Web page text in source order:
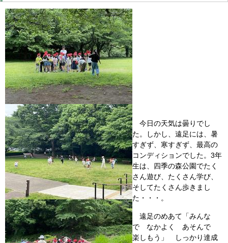
今日の天気は曇りでし
た。しかし、遠足には、暑
すぎず、寒すぎず、最高の
コンディションでした。3年
生は、四季の森公園でたく
さん遊び、たくさん学び、
そしてたくさん歩きまし
た・・・。
遠足のめあて「みんな
で なかよく あそんで
楽しもう」 しっかり達成